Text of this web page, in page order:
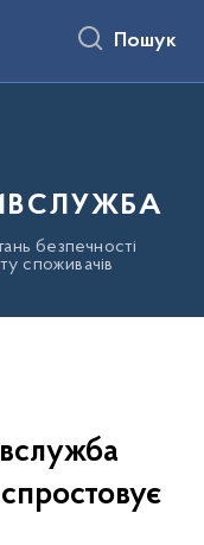
Пошук
безпечності
споживачів